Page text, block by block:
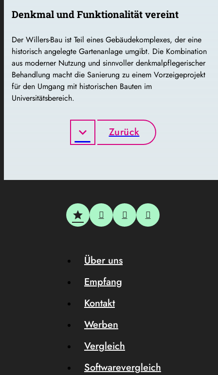
Denkmal und Funktionalität vereint
Der Willers-Bau ist Teil eines Gebäudekomplexes, der eine
historisch angelegte Gartenanlage umgibt. Die Kombination
aus moderner Nutzung und sinnvoller denkmalpflegerischer
Behandlung macht die Sanierung zu einem Vorzeigeprojekt
für den Umgang mit historischen Bauten im
Universitätsbereich.
Zurück
Über uns
Empfang
Kontakt
Werben
Vergleich
Softwarevergleich